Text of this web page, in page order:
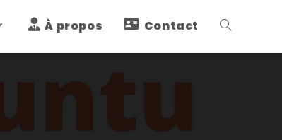
À propos Contact Toggle